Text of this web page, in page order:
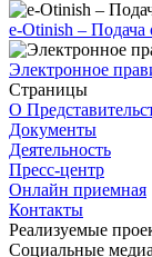
e-Otinish – Подача
Электронное
Страницы
О
Документы
Деятельность
Пресс-центр
Онлайн приемная
Контакты
Реализуемые
Социальные медиа